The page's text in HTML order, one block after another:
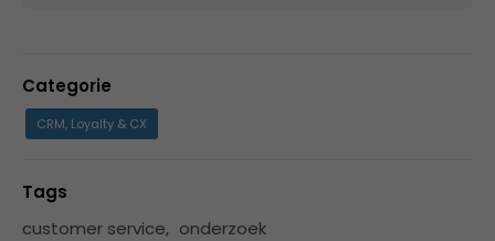
Categorie
CRM, Loyalty & CX
Tags
customer service, onderzoek